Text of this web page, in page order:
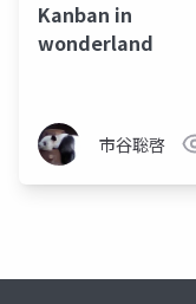
Kanban in
wonderland
市谷聡啓